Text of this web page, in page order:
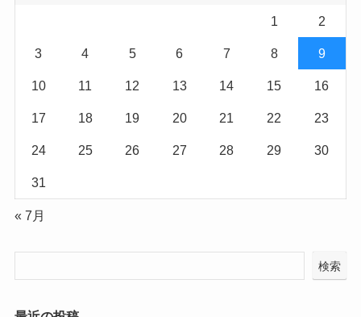
1 2
3 4 5 6 7 8 9
10 11 12 13 14 15 16
17 18 19 20 21 22 23
24 25 26 27 28 29 30
31
« 7月
検索